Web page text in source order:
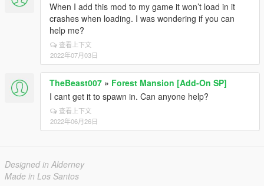
When I add this mod to my game it won’t load in it
crashes when loading. I was wondering if you can
help me?
查看上下文
2022年07月03日
TheBeast007 » Forest Mansion [Add-On SP]
I cant get it to spawn in. Can anyone help?
查看上下文
2022年06月26日
Designed in Alderney
Made in Los Santos